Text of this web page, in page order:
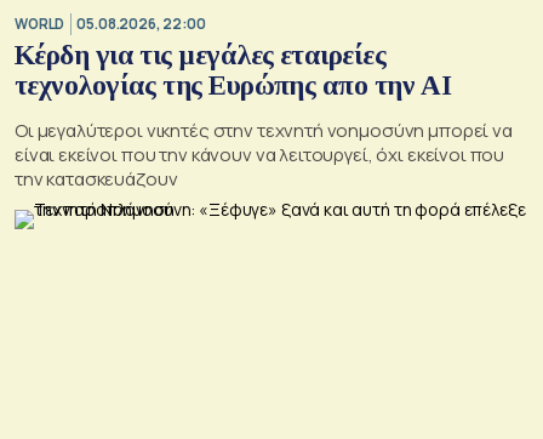
WORLD 05.08.2026, 22:00
Κέρδη για τις μεγάλες εταιρείες
τεχνολογίας της Ευρώπης απο την AI
Οι μεγαλύτεροι νικητές στην τεχνητή νοημοσύνη μπορεί να
είναι εκείνοι που την κάνουν να λειτουργεί, όχι εκείνοι που
την κατασκευάζουν